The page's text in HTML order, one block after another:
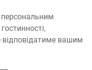
вашим